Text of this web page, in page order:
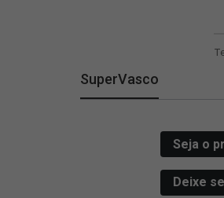
SuperVasco